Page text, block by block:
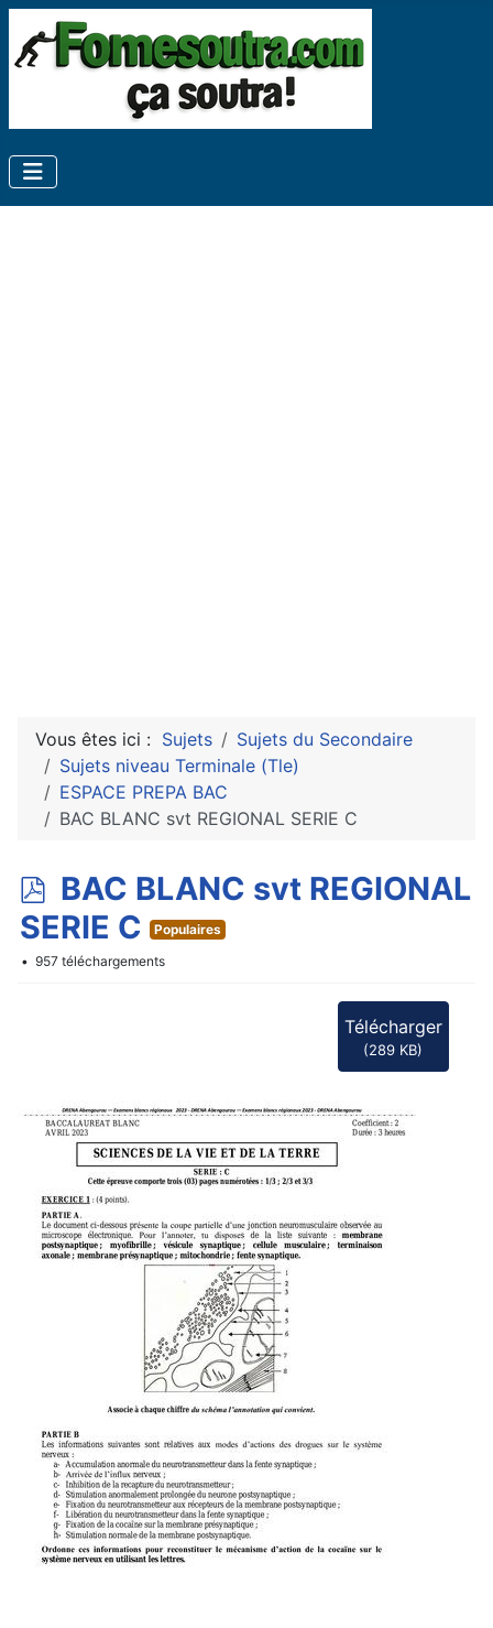
Vous êtes ici : Sujets
Sujets du Secondaire
Sujets niveau Terminale (Tle)
ESPACE PREPA BAC
BAC BLANC svt REGIONAL SERIE C
p
d
f
BAC BLANC svt REGIONAL
SERIE C
Populaires
957 téléchargements
Télécharger
(289 KB)